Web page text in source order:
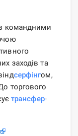
командними
заходів та
серфінгом,
торгового
трансфер-